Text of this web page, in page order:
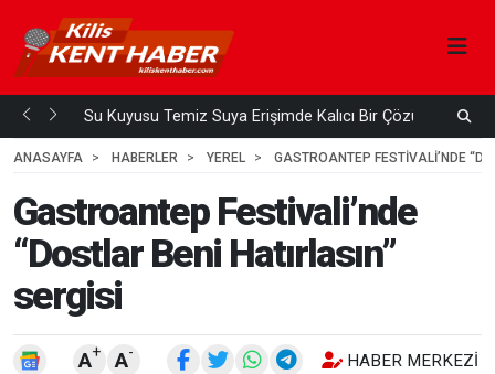
Su Kuyusu Temiz Suya Erişimde Kalıcı Bir Çözüm
4
ANASAYFA HABERLER YEREL GASTROANTEP FESTIVALI’NDE
Gastroantep Festivali’nde
“Dostlar Beni Hatırlasın”
sergisi
A+ A- HABER MERKEZI